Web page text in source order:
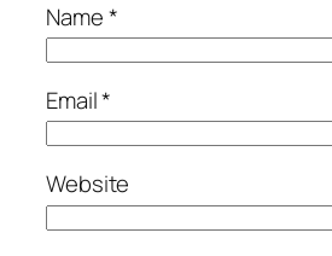
Name*
Email*
Website